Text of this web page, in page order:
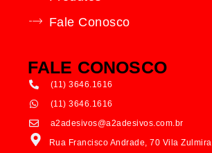
Fale Conosco
FALE CONOSCO
(11) 3646.1616
(11) 3646.1616
a2adesivos@a2adesivos.com.br
Rua Francisco Andrade, 70 Vila Zulmira